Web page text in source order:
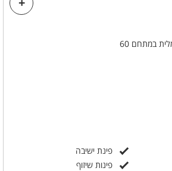
ימים א'-ד'.
הכל כלול עם עיצוב יוקרתי ופריטים מיוחדים כמו
במתחם 60
פינת ישיבה
פינות שיזוף